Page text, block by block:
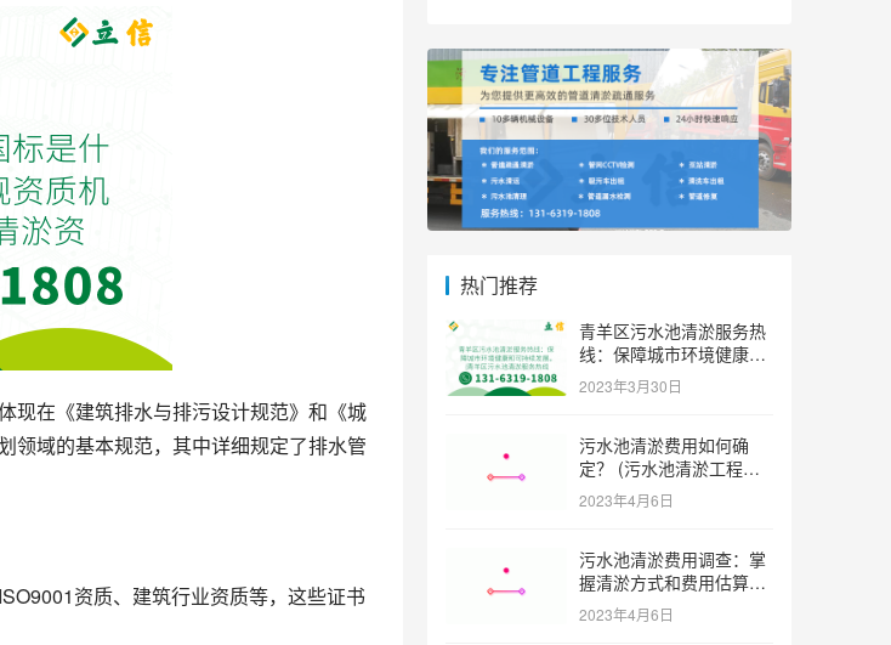
现在《建筑排水与排污设计规范》和《城
领域的基本规范，其中详细规定了排水管
资质、建筑行业资质等，这些证书
热门推荐
青羊区污水池清淤服务热
线：保障城市环境健康和
可持续发展。 (青羊区污
水池清淤服务热线)
2023年3月30日
污水池清淤费用如何确
定？ (污水池清淤工程价
格多少)
2023年4月6日
污水池清淤费用调查：掌
握清淤方式和费用估算技
巧 (污水池清淤多少钱一
方米)
2023年4月6日